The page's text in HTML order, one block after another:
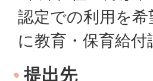
認定での利用を
に教育・保育給
提出先